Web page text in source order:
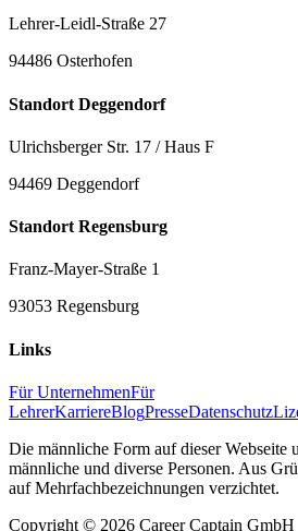
Lehrer-Leidl-Straße 27
94486 Osterhofen
Standort Deggendorf
Ulrichsberger Str. 17 / Haus F
94469 Deggendorf
Standort Regensburg
Franz-Mayer-Straße 1
93053 Regensburg
Links
Für UnternehmenFür
LehrerKarriereBlogPresseDatenschutz
Die männliche Form auf dieser Webseite
männliche und diverse Personen. Aus
auf Mehrfachbezeichnungen verzichtet.
Copyright © 2026 Career Captain GmbH